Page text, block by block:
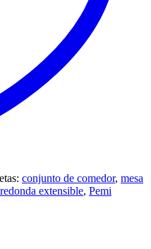
conjunto de comedor, mesa
extensible, Pemi